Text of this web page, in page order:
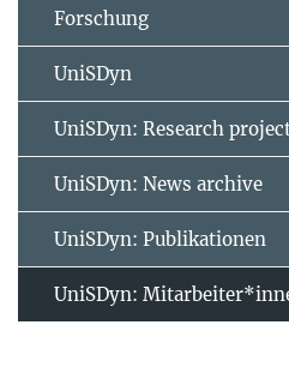
Forschung
UniSDyn
UniSDyn: Research
UniSDyn: News archive
UniSDyn: Publikationen
UniSDyn: